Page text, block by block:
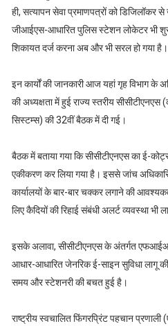
ही, सत्यापन सेवा प्रमाणपत्रों को डिजिलॉकर से
जीआईएस-आधारित पुलिस स्टेशन लोकेटर भी
शिकायत दर्ज करना अब और भी सरल हो गया है।
इन कार्यों की जानकारी आज यहां गृह विभाग के
की अध्यक्षता में हुई राज्य स्तरीय
सिस्टम्स) की 32वीं बैठक में दी गई।
बैठक में बताया गया कि सीसीटीएनएस का ई-
एकीकरण कर लिया गया है। इससे जांच
कार्यालयों के बार-बार चक्कर लगाने की
लिए कैदियों की रिहाई संबंधी अलर्ट व्यवस्था भी
इसके अलावा, सीसीटीएनएस के अंतर्गत
आधार-आधारित जेनरिक ई-साइन सुविधा लागू
समय और स्टेशनरी की बचत हुई है।
राष्ट्रीय स्वचालित फिंगरप्रिंट पहचान